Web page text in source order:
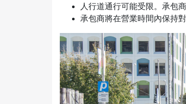
人行道通行可能受限。承包
承包商將在營業時間內保持